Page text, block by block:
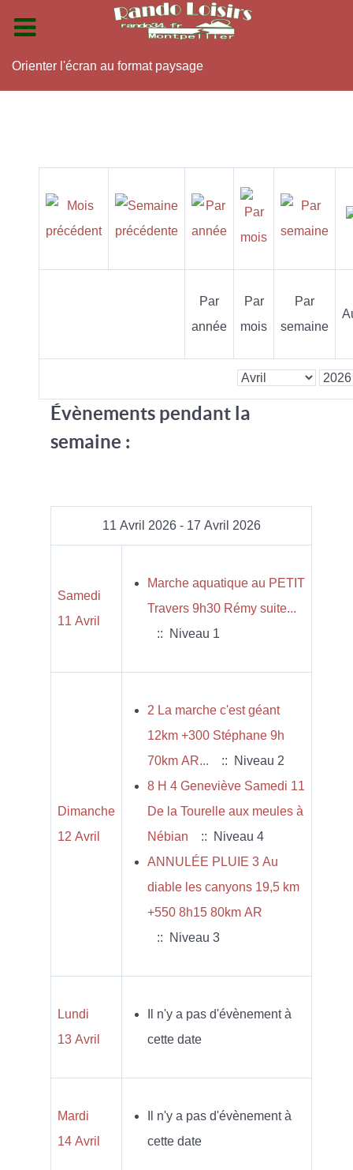
Orienter l'écran au format paysage
Par
année
Par
mois
Par
semaine
Évènements pendant la
semaine :
11 Avril 2026 - 17 Avril 2026
Samedi
11 Avril
Marche aquatique au PETIT
Travers 9h30 Rémy suite...
:: Niveau 1
Dimanche
12 Avril
2 La marche c'est géant
12km +300 Stéphane 9h
70km AR...
:: Niveau 2
8 H 4 Geneviève Samedi 11
De la Tourelle aux meules à
Nébian
:: Niveau 4
ANNULÉE PLUIE 3 Au
diable les canyons 19,5 km
+550 8h15 80km AR
:: Niveau 3
Lundi
13 Avril
Il n'y a pas d'évènement à
cette date
Mardi
14 Avril
Il n'y a pas d'évènement à
cette date